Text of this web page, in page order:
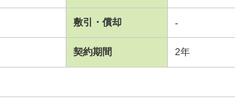
敷引・償却 -
契約期間 2年